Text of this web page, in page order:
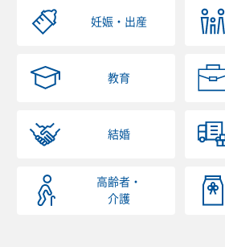
妊娠・出産
教育
結婚
高齢者・
介護